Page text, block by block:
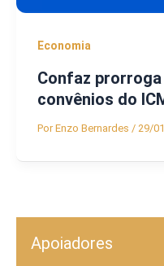
Economia
Confaz
convênios do
PorEnzo Bernardes / 29/
Apoiadores